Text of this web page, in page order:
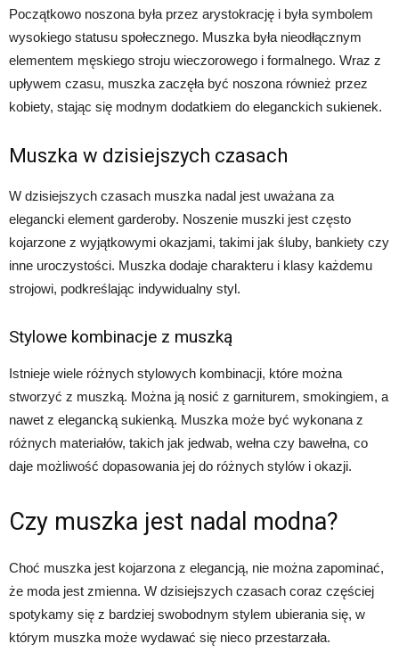
Początkowo noszona była przez arystokrację i była symbolem
wysokiego statusu społecznego. Muszka była nieodłącznym
elementem męskiego stroju wieczorowego i formalnego. Wraz z
upływem czasu, muszka zaczęła być noszona również przez
kobiety, stając się modnym dodatkiem do eleganckich sukienek.
Muszka w dzisiejszych czasach
W dzisiejszych czasach muszka nadal jest uważana za
elegancki element garderoby. Noszenie muszki jest często
kojarzone z wyjątkowymi okazjami, takimi jak śluby, bankiety czy
inne uroczystości. Muszka dodaje charakteru i klasy każdemu
strojowi, podkreślając indywidualny styl.
Stylowe kombinacje z muszką
Istnieje wiele różnych stylowych kombinacji, które można
stworzyć z muszką. Można ją nosić z garniturem, smokingiem, a
nawet z elegancką sukienką. Muszka może być wykonana z
różnych materiałów, takich jak jedwab, wełna czy bawełna, co
daje możliwość dopasowania jej do różnych stylów i okazji.
Czy muszka jest nadal modna?
Choć muszka jest kojarzona z elegancją, nie można zapominać,
że moda jest zmienna. W dzisiejszych czasach coraz częściej
spotykamy się z bardziej swobodnym stylem ubierania się, w
którym muszka może wydawać się nieco przestarzała.